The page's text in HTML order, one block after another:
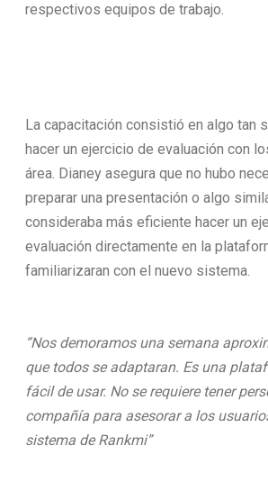
respectivos equipos de trabajo.
La capacitación consistió en algo tan
hacer un ejercicio de evaluación con
área. Dianey asegura que no hubo
preparar una presentación o algo
consideraba más eficiente hacer un
evaluación directamente en la
familiarizaran con el nuevo sistema.
“Nos demoramos una semana
que todos se adaptaran. Es una
fácil de usar. No se requiere tener
compañía para asesorar a los
sistema de Rankmi”